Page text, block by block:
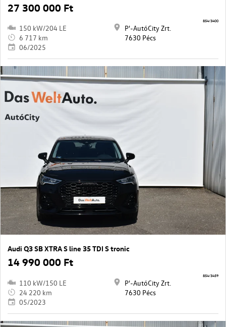
27 300 000 Ft
150 kW/204 LE
6 717 km
06/2025
P'-AutóCity Zrt.
7630 Pécs
854/3400
Audi Q3 SB XTRA S line 35 TDI S tronic
14 990 000 Ft
110 kW/150 LE
24 220 km
05/2023
P'-AutóCity Zrt.
7630 Pécs
854/3459